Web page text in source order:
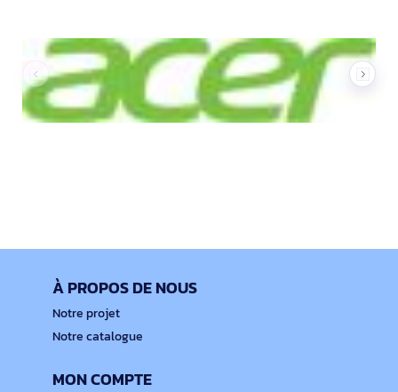
À PROPOS DE NOUS
Notre projet
Notre catalogue
MON COMPTE